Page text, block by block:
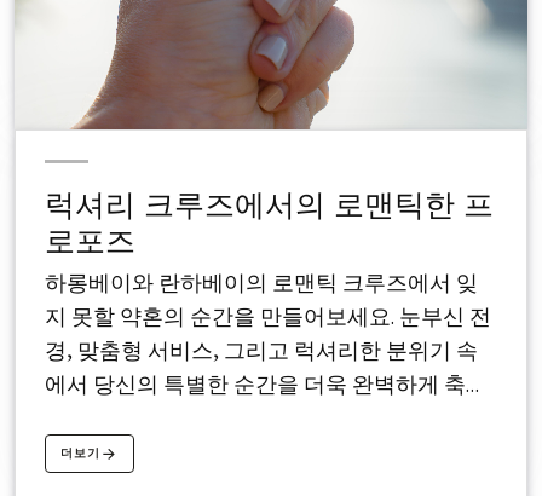
럭셔리 크루즈에서의 로맨틱한 프
로포즈
하롱베이와 란하베이의 로맨틱 크루즈에서 잊
지 못할 약혼의 순간을 만들어보세요. 눈부신 전
경, 맞춤형 서비스, 그리고 럭셔리한 분위기 속
에서 당신의 특별한 순간을 더욱 완벽하게 축하
을 예약하세요!
더보기